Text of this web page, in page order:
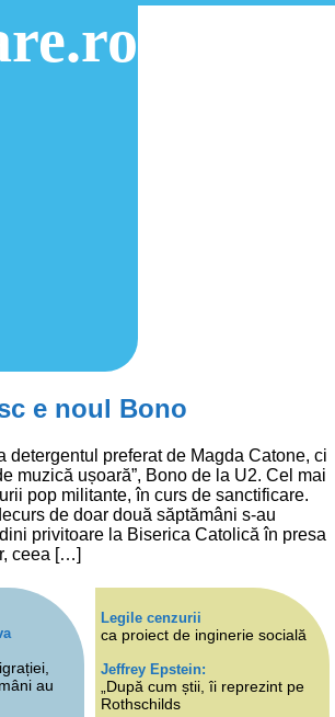
e noul Bono
detergentul preferat de Magda Catone, ci
muzică ușoară”, Bono de la U2. Cel mai
pop militante, în curs de sanctificare.
de doar două săptămâni s-au
privitoare la Biserica Catolică în presa
ceea […]
au
Legile cenzurii
ca proiect de inginerie socială
Jeffrey Epstein:
„După cum știi, îi reprezint pe
Rothschilds